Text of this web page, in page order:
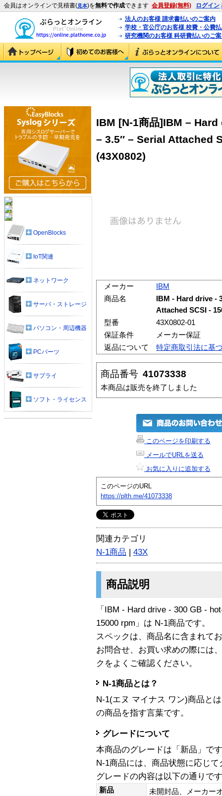
会員はオンラインで見積書(見本)を無料で作成できます 会員登録(無料) ログイン
法人のお客様 請求書払いのご案内
学校・官公庁のお客様 校費・公費
研究機関のお客様 科研費払いのご
IBM [N-1商品]IBM –
– 3.5″ – Serial Attached
(43X0802)
メーカー
IBM
商品名
IBM - Hard drive -
Attached SCSI -
型番
43X0802-01
保証条件
メーカー保証
返品について
特定商取引法に基
商品番号 41073338
本商品は販売を終了しました
このページを印刷する
メールでURLを送る
お気に入りに追加する
このページのURL
https://plth.me/41073338
関連カテゴリ
N-1商品 | 43X
商品説明
「IBM - Hard drive - 300 GB -
15000 rpm」は N-1商品です。
スペックは、商品名に含まれて
お問合せ、お買い求めの際には
クをよくご確認ください。
N-1商品とは？
N-1(エヌ マイナス ワン)商品と
の商品を指す言葉です。
グレードについて
本商品のグレードは「新品」です
N-1商品には、商品状態に応じ
グレードの内容は以下の通りで
新品
未開封品、メーカー
OpenBlocks
IoT関連
ネットワーク
サーバ・ストレージ
パソコン・周辺機器
PCパーツ
サプライ
ソフト・ライセンス